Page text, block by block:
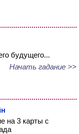
будущего...
Начать гадание >>
на 3 карты с